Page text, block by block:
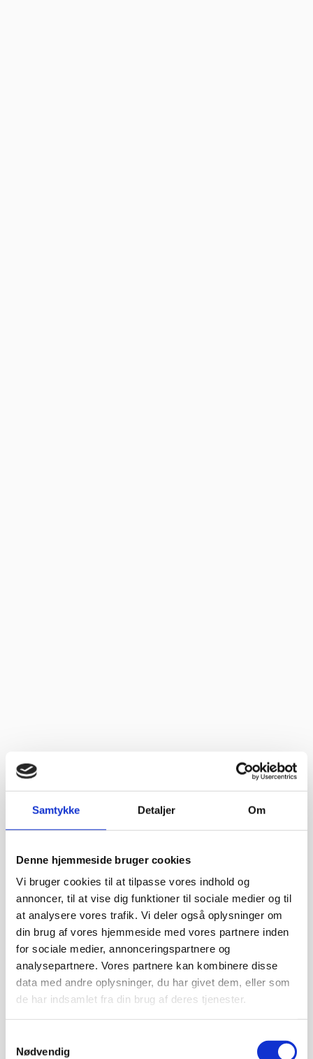
Samtykke Detaljer Om
Denne hjemmeside bruger cookies
Vi bruger cookies til at tilpasse vores indhold og
annoncer, til at vise dig funktioner til sociale medier og til
at analysere vores trafik. Vi deler også oplysninger om
din brug af vores hjemmeside med vores partnere inden
for sociale medier, annonceringspartnere og
analysepartnere. Vores partnere kan kombinere disse
data med andre oplysninger, du har givet dem, eller som
de har indsamlet fra din brug af deres tjenester.
Nødvendig